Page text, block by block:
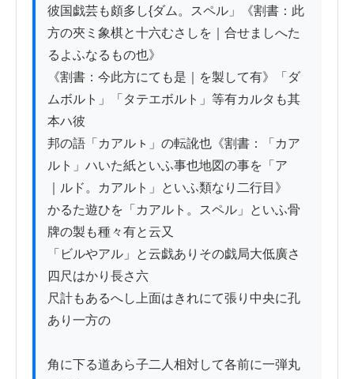
彼国戯芸も頗多し{ダム。スペル」《割書：此
方の夾ミ象棋と十六むさしを｜合せましへた
るよふなるもの也》
《割書：今此方にても是｜を製して有》「ダ
ムボルト」「タテエボルト」等有カルタも其
本ハ彼
邦の語「カアルㇳ」の転訛也《割書：「カア
ルト」ハいた紙といふ事也地図の事を「アゝ
｜ルド。カアルト」といふ類なり二行目》
かるた遊ひを「カアルト。スペル」といふ骨
牌の製も種々有と云又
「ビルやアル」と云戯ありその戯局大低廣さ
四尺はかり長さ六
尺計もあるへし上面はきれにて張り中央に孔
あり一方の
角に下る道あら子二人相対して各前に一弾丸